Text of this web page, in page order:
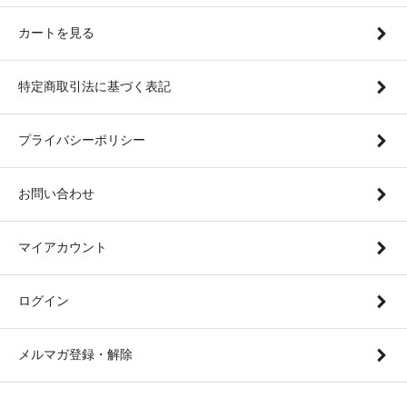
カートを見る
特定商取引法に基づく表記
プライバシーポリシー
お問い合わせ
マイアカウント
ログイン
メルマガ登録・解除